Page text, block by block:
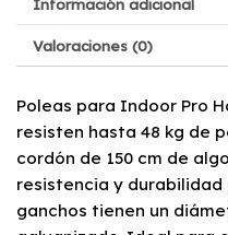
Información adicional
Valoraciones (0)
Poleas para Indoor Pro
resisten hasta 48 kg de
cordón de 150 cm de
resistencia y durabilidad
ganchos tienen un